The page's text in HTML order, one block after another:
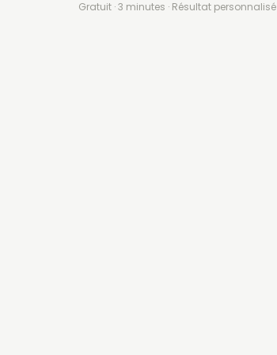
Gratuit · 3 minutes · Résultat personnalisé